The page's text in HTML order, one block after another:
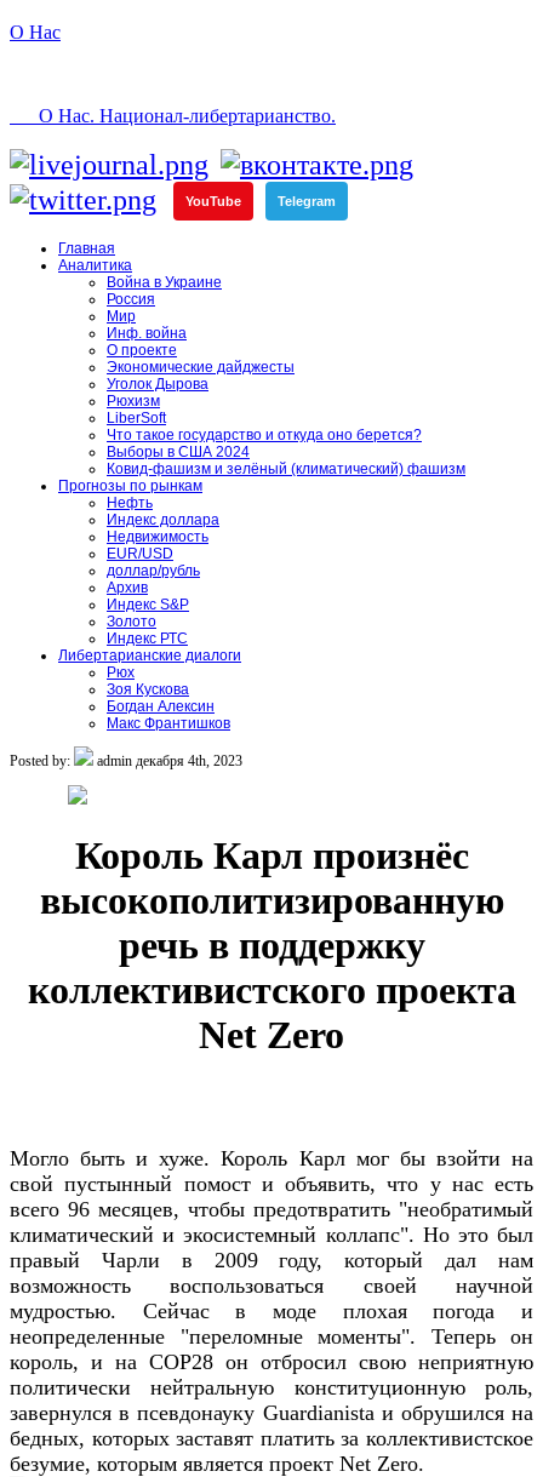
О Нас
О Нас. Национал-либертарианство.
YouTube Telegram
Главная
Аналитика
Война в Украине
Россия
Мир
Инф. война
О проекте
Экономические дайджесты
Уголок Дырова
Рюхизм
LiberSoft
Что такое государство и откуда оно берется?
Выборы в США 2024
Ковид-фашизм и зелёный (климатический) фашизм
Прогнозы по рынкам
Нефть
Индекс доллара
Недвижимость
EUR/USD
доллар/рубль
Архив
Индекс S&P
Золото
Индекс РТС
Либертарианские диалоги
Рюх
Зоя Кускова
Богдан Алексин
Макс Франтишков
Posted by: admin декабря 4th, 2023
Король Карл произнёс
высокополитизированную
речь в поддержку
коллективистского проекта
Net Zero
Могло быть и хуже. Король Карл мог бы взойти на
свой пустынный помост и объявить, что у нас есть
всего 96 месяцев, чтобы предотвратить "необратимый
климатический и экосистемный коллапс". Но это был
правый Чарли в 2009 году, который дал нам
возможность воспользоваться своей научной
мудростью. Сейчас в моде плохая погода и
неопределенные "переломные моменты". Теперь он
король, и на COP28 он отбросил свою неприятную
политически нейтральную конституционную роль,
завернулся в псевдонауку Guardianista и обрушился на
бедных, которых заставят платить за коллективистское
безумие, которым является проект Net Zero.